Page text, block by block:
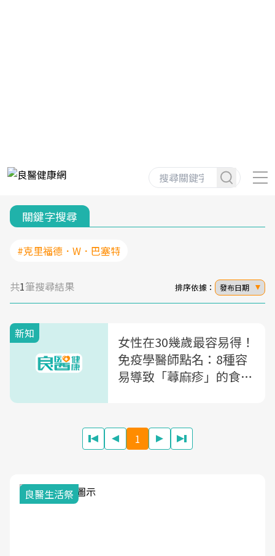
關鍵字搜尋
#克里福德．W．巴塞特
共1筆搜尋結果 排序依據： 發布日期
新知
女性在30幾歲最容易得！
免疫學醫師點名：8種容
易導致「蕁麻疹」的食物
1
良醫生活祭